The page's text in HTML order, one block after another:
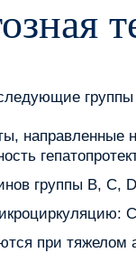
группы
направленные
группы B, C,
при